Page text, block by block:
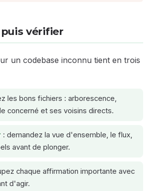
vérifier
un codebase inconnu tient en trois
les bons fichiers : arborescence,
concerné et ses voisins directs.
: demandez la vue d'ensemble, le flux,
avant de plonger.
chaque affirmation importante avec
d'agir.